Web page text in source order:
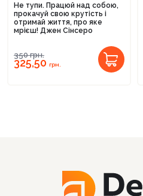
Не тупи. Працюй над собою,
прокачуй свою крутість і
отримай життя, про яке
мрієш! Джен Сінсеро
350грн.
325,50 грн.